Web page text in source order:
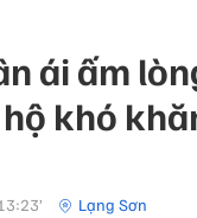
ái ấm
khó
Lạng Sơn